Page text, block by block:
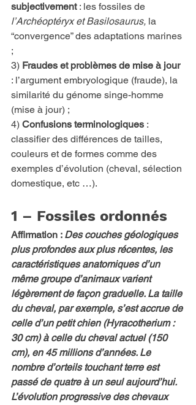
subjectivement : les fossiles de
l’Archéoptéryx et Basilosaurus, la
“convergence” des adaptations marines
;
3) Fraudes et problèmes de mise à jour
: l’argument embryologique (fraude), la
similarité du génome singe-homme
(mise à jour) ;
4) Confusions terminologiques :
classifier des différences de tailles,
couleurs et de formes comme des
exemples d’évolution (cheval, sélection
domestique, etc …).
1 – Fossiles ordonnés
Affirmation : Des couches géologiques
plus profondes aux plus récentes, les
caractéristiques anatomiques d’un
même groupe d’animaux varient
légèrement de façon graduelle. La taille
du cheval, par exemple, s’est accrue de
celle d’un petit chien (Hyracotherium :
30 cm) à celle du cheval actuel (150
cm), en 45 millions d’années. Le
nombre d’orteils touchant terre est
passé de quatre à un seul aujourd’hui.
L’évolution progressive des chevaux